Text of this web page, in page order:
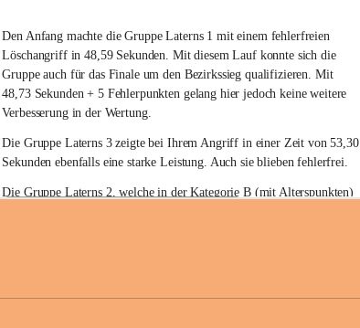
l
l
i
g
e
F
e
u
e
r
w
t
Den Anfang machte die Gruppe Laterns 1 mit einem fehlerfreien
Löschangriff in 48,59 Sekunden. Mit diesem Lauf konnte sich die
Gruppe auch für das Finale um den Bezirkssieg qualifizieren. Mit
48,73 Sekunden + 5 Fehlerpunkten gelang hier jedoch keine weitere
Verbesserung in der Wertung.
Die Gruppe Laterns 3 zeigte bei Ihrem Angriff in einer Zeit von 53,30
Sekunden ebenfalls eine starke Leistung. Auch sie blieben fehlerfrei.
Die Gruppe Laterns 2, welche in der Kategorie B (mit Alterspunkten)